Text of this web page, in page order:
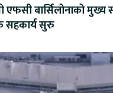
एफसी बार्सिलोनाको मुख्य
सहकार्य सुरु